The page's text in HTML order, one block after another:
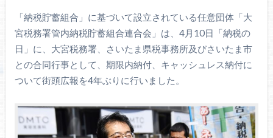
「納税貯蓄組合」に基づいて設立されている任意団体「大
宮税務署管内納税貯蓄組合連合会」は、4月10日「納税の
日」に、大宮税務署、さいたま県税事務所及びさいたま市
との合同行事として、期限内納付、キャッシュレス納付に
ついて街頭広報を4年ぶりに行いました。